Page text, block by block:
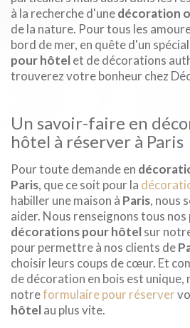
à la recherche d'unedécoration
de la nature. Pour tous les
bord de mer, en quête d'un
pour hôtelet de décorations
trouverez votre bonheur chez
Un savoir-faire en
hôtel à réserver à Paris
Pour toute demande en
Paris, que ce soit pour la
habiller une maison à Paris, nous
aider. Nous renseignons tous
décorations pour hôtelsur
pour permettre à nos clients de
choisir leurs coups de cœur. Et
de décoration en bois est unique,
notreformulaire pour réserver
hôtelau plus vite.